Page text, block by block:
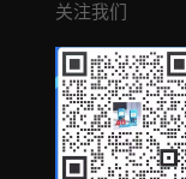
关注我们